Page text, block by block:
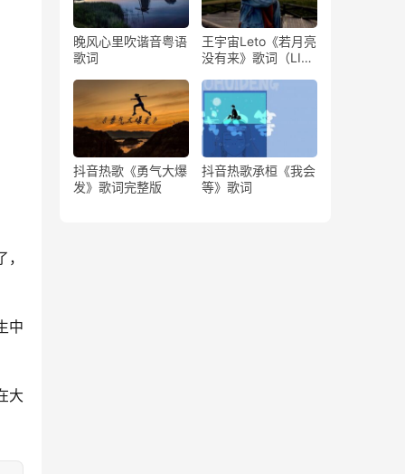
中
大
晚风心里吹谐音粤语
歌词
王宇宙Leto《若月亮
没有来》歌词（LIVE
抖音热歌《勇气大爆
发》歌词完整版
抖音热歌承桓《我会
等》歌词